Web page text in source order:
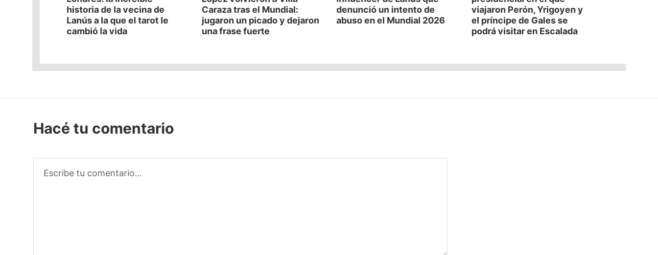
historia de la vecina de
Lanús a la que el tarot le
cambió la vida
Caraza tras el Mundial:
jugaron un picado y dejaron
una frase fuerte
denunció un intento de
abuso en el Mundial 2026
viajaron Perón, Yrigoyen y
el príncipe de Gales se
podrá visitar en Escalada
Hacé tu comentario